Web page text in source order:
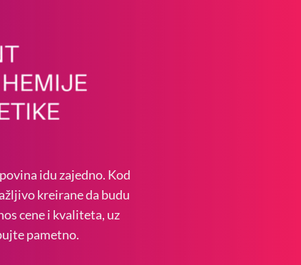
idu zajedno. Kod
kreirane da budu
cene i kvaliteta, uz
pametno.